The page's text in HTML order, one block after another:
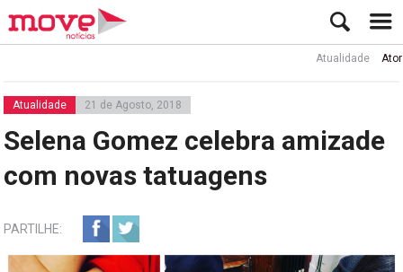
Atualidade Ator Rui
Atualidade 21 de Agosto, 2018
Selena Gomez celebra amizade
com novas tatuagens
PARTILHE: